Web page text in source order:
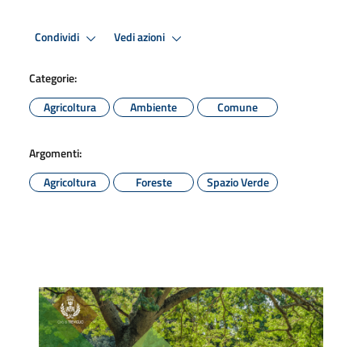
Condividi Vedi azioni
Categorie:
Agricoltura
Ambiente Comune
Argomenti:
Agricoltura
Foreste Spazio Verde